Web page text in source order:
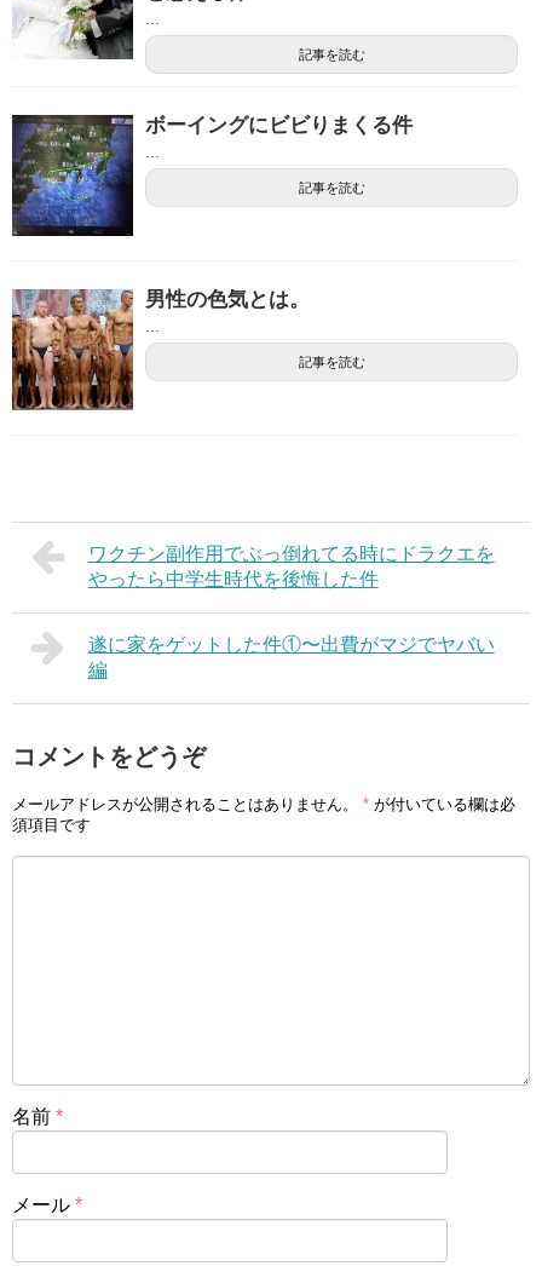
...
記事を読む
ボーイングにビビりまくる件
...
記事を読む
男性の色気とは。
...
記事を読む
ワクチン副作用でぶっ倒れてる時にドラクエを
やったら中学生時代を後悔した件
遂に家をゲットした件①〜出費がマジでヤバい
編
コメントをどうぞ
メールアドレスが公開されることはありません。 * が付いている欄は必
須項目です
名前 *
メール *